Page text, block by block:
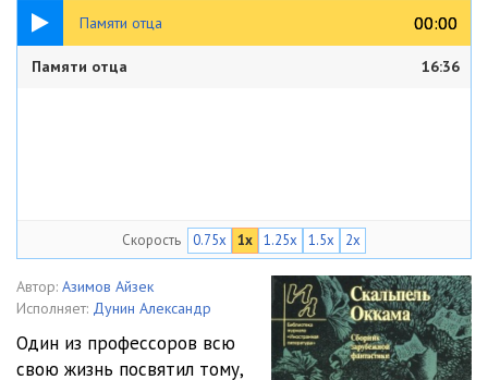
Памяти отца 00:00
00:00
16:36
Памяти отца 16:36
Скорость 0.75x 1x 1.25x 1.5x 2x
Автор: Азимов Айзек
Исполняет: Дунин Александр
Один из профессоров всю
свою жизнь посвятил тому,